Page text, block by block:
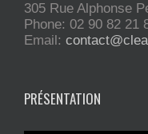
305 Rue Alphonse
Phone: 02 90 82 21
Email:
PRÉSENTATION